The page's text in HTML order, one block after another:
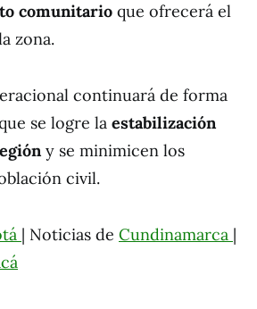
comunitario que ofrecerá el
zona.
continuará de forma
se logre la estabilización
y se minimicen los
civil.
| Noticias de Cundinamarca |